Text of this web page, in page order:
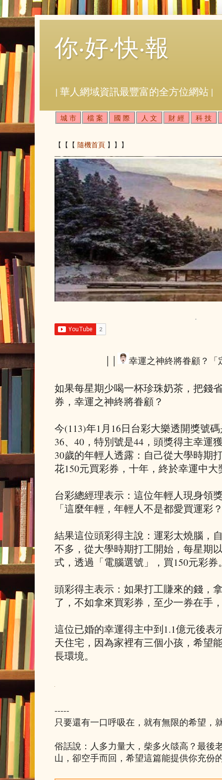
你‧好‧快‧報
| 華人網域資訊最豐富的全方位網站 |
城 市 檔 案 國 際 人 文 財 經 科 技
【【【 隨機首頁 】】】
幸運之神終將眷顧？「
如果每星期少喝一杯珍珠奶茶，把錢
券，幸運之神終將眷顧？
今(113)年1月16日台彩大樂透開獎號
36、40，特別號是44，頭獎得主幸運
30歲的年輕人透露：自己從大學時期
花150元買彩券，十年，終於幸運中大
台彩總經理表示：這位年輕人現身領
「這麼年輕，年輕人不是都愛買運彩
結果這位頭彩得主說：運彩太燒腦，
不多，從大學時期打工開始，每星期
式，透過「電腦選號」，買150元彩券
頭彩得主表示：如果打工賺來的錢，
了，不如拿來買彩券，至少一券在手
這位已婚的幸運得主中到1.1億元後表
天住宅，因為家裡有三個小孩，希望
長環境。
-----
只要還有一口呼吸在，就有無限的希望，
俗話說：人多力量大，柴多火燄高？最後
山，卻空手而回，希望這篇能提供你充份